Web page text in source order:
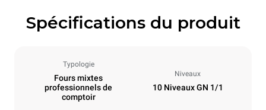
Spécifications du produit
Typologie
Fours mixtes
professionnels de
comptoir
Niveaux
10 Niveaux GN 1/1